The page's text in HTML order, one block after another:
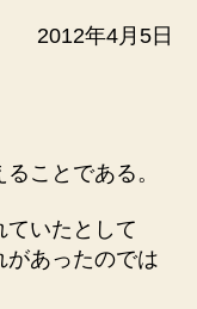
2012年4月5日
ことである。
ていたとして
があったのでは